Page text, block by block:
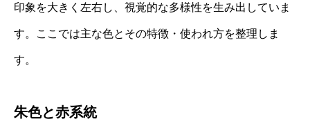
印象を大きく左右し、視覚的な多様性を生み出していま
す。ここでは主な色とその特徴・使われ方を整理しま
す。
朱色と赤系統